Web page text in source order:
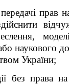
прав
наукового
України;
без права